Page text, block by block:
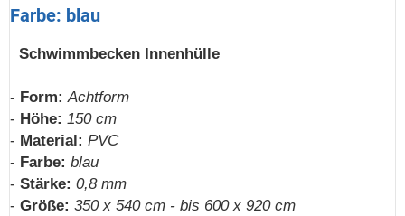
Farbe: blau
Schwimmbecken Innenhülle
- Form: Achtform
- Höhe: 150 cm
- Material: PVC
- Farbe: blau
- Stärke: 0,8 mm
- Größe: 350 x 540 cm - bis 600 x 920 cm